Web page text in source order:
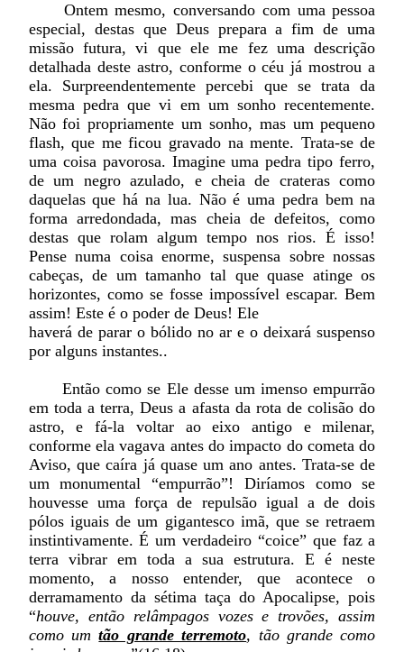
Ontem mesmo, conversando com uma pessoa
especial, destas que Deus prepara a fim de uma
missão futura, vi que ele me fez uma descrição
detalhada deste astro, conforme o céu já mostrou a
ela. Surpreendentemente percebi que se trata da
mesma pedra que vi em um sonho recentemente.
Não foi propriamente um sonho, mas um pequeno
flash, que me ficou gravado na mente. Trata-se de
uma coisa pavorosa. Imagine uma pedra tipo ferro,
de um negro azulado, e cheia de crateras como
daquelas que há na lua. Não é uma pedra bem na
forma arredondada, mas cheia de defeitos, como
destas que rolam algum tempo nos rios. É isso!
Pense numa coisa enorme, suspensa sobre nossas
cabeças, de um tamanho tal que quase atinge os
horizontes, como se fosse impossível escapar. Bem
assim! Este é o poder de Deus! Ele
haverá de parar o bólido no ar e o deixará suspenso
por alguns instantes..
Então como se Ele desse um imenso empurrão
em toda a terra, Deus a afasta da rota de colisão do
astro, e fá-la voltar ao eixo antigo e milenar,
conforme ela vagava antes do impacto do cometa do
Aviso, que caíra já quase um ano antes. Trata-se de
um monumental “empurrão”! Diríamos como se
houvesse uma força de repulsão igual a de dois
pólos iguais de um gigantesco imã, que se retraem
instintivamente. É um verdadeiro “coice” que faz a
terra vibrar em toda a sua estrutura. E é neste
momento, a nosso entender, que acontece o
derramamento da sétima taça do Apocalipse, pois
“houve, então relâmpagos vozes e trovões, assim
como umtão grande terremoto, tão grande como